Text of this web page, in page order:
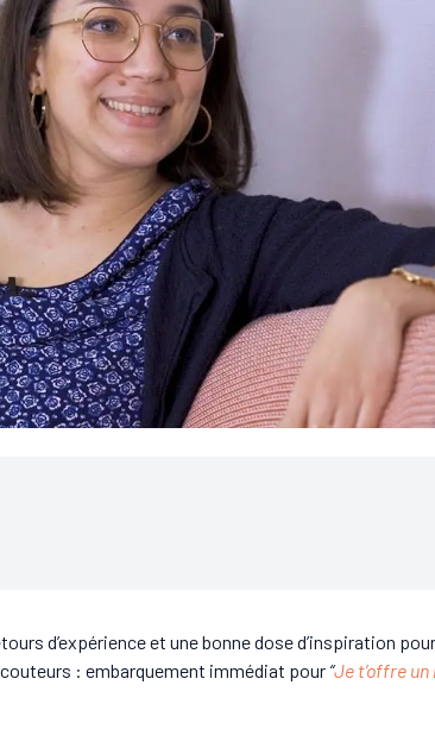
d’expérience et une bonne dose d’inspiration
: embarquement immédiat pour“Je t’offre un